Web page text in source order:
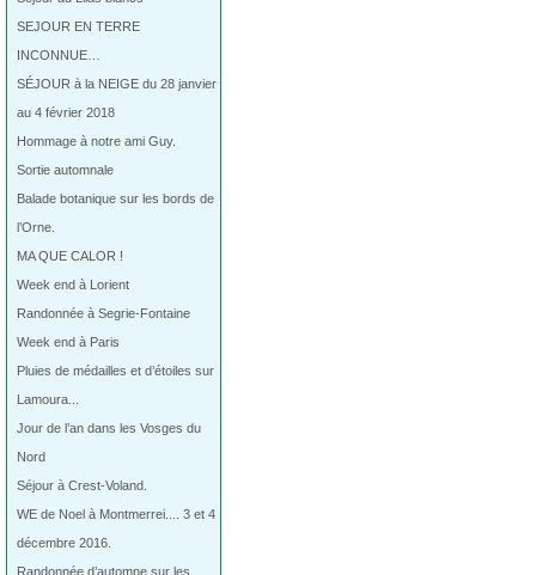
SEJOUR EN TERRE
INCONNUE…
SÉJOUR à la NEIGE du 28 janvier
au 4 février 2018
Hommage à notre ami Guy.
Sortie automnale
Balade botanique sur les bords de
l’Orne.
MA QUE CALOR !
Week end à Lorient
Randonnée à Segrie-Fontaine
Week end à Paris
Pluies de médailles et d’étoiles sur
Lamoura...
Jour de l’an dans les Vosges du
Nord
Séjour à Crest-Voland.
WE de Noel à Montmerrei.... 3 et 4
décembre 2016.
Randonnée d’automne sur les